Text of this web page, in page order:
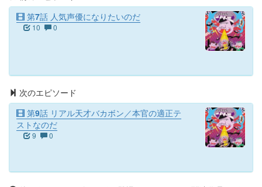
第7話 人気声優になりたいのだ
10 0
次のエピソード
第9話 リアル天才バカボン／本官の適正テ
ストなのだ
9 0